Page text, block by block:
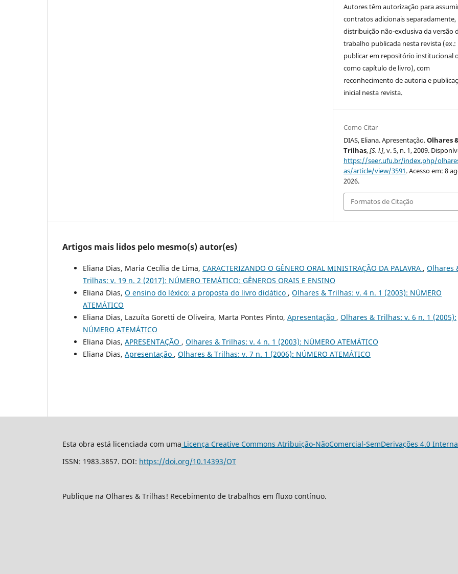
Autores têm autorização para
contratos adicionais separadamente,
distribuição não-exclusiva da versão
trabalho publicada nesta revista (ex.:
publicar em repositório institucional
como capítulo de livro), com
reconhecimento de autoria e
inicial nesta revista.
Como Citar
DIAS, Eliana. Apresentação.Olhares
Trilhas,[S. l.], v. 5, n. 1, 2009.
https://seer.ufu.br/index.php/
as/article/view/3591. Acesso em: 8
2026.
Formatos de Citação
Artigos mais lidos pelo mesmo(s) autor(es)
Eliana Dias, Maria Cecília de Lima, CARACTERIZANDO O GÊNERO ORAL MINISTRAÇÃO DA PALAVRA , Olhares
Trilhas: v. 19 n. 2 (2017): NÚMERO TEMÁTICO: GÊNEROS ORAIS E ENSINO
Eliana Dias, O ensino do léxico: a proposta do livro didático , Olhares & Trilhas: v. 4 n. 1 (2003): NÚMERO
ATEMÁTICO
Eliana Dias, Lazuíta Goretti de Oliveira, Marta Pontes Pinto, Apresentação , Olhares & Trilhas: v. 6 n. 1 (2005):
NÚMERO ATEMÁTICO
Eliana Dias, APRESENTAÇÃO , Olhares & Trilhas: v. 4 n. 1 (2003): NÚMERO ATEMÁTICO
Eliana Dias, Apresentação , Olhares & Trilhas: v. 7 n. 1 (2006): NÚMERO ATEMÁTICO
Esta obra está licenciada com uma Licença Creative Commons Atribuição-NãoComercial-SemDerivações 4.0
ISSN: 1983.3857. DOI: https://doi.org/10.14393/OT
Publique na Olhares & Trilhas! Recebimento de trabalhos em fluxo contínuo.